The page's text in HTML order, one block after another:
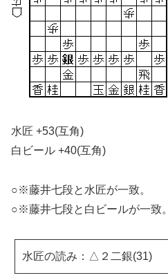
水匠 +53(互角)
白ビール +40(互角)
○※藤井七段と水匠が一致。
○※藤井七段と白ビールが一致。
水匠の読み：△２二銀(31)